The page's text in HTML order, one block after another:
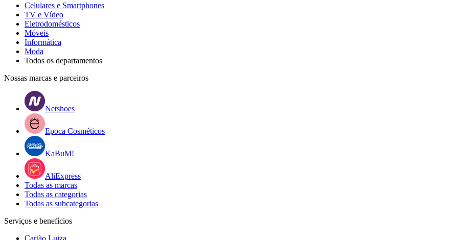
Celulares e Smartphones
TV e Vídeo
Eletrodomésticos
Móveis
Informática
Moda
Todos os departamentos
Nossas marcas e parceiros
Netshoes
Epoca Cosméticos
KaBuM!
AliExpress
Todas as marcas
Todas as categorias
Todas as subcategorias
Serviços e benefícios
Cartão Luiza